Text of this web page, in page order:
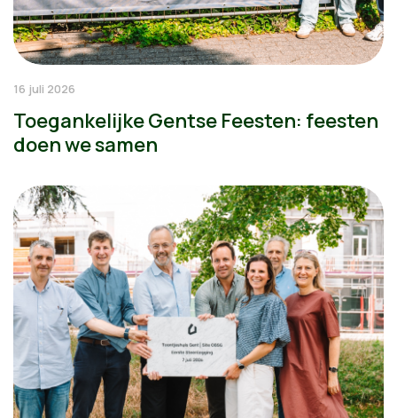
16 juli 2026
Toegankelijke Gentse Feesten: feesten
doen we samen